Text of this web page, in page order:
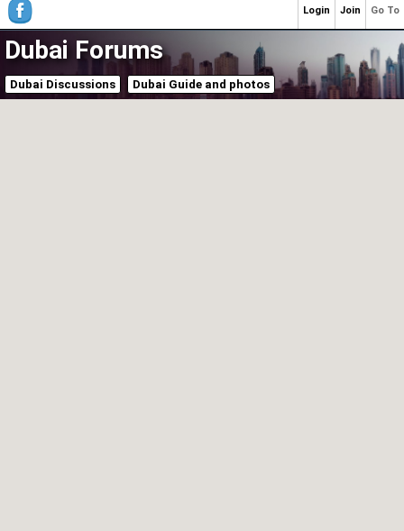
Dubai Forums
Dubai Discussions Dubai Guide and photos
Go To
Join
Login